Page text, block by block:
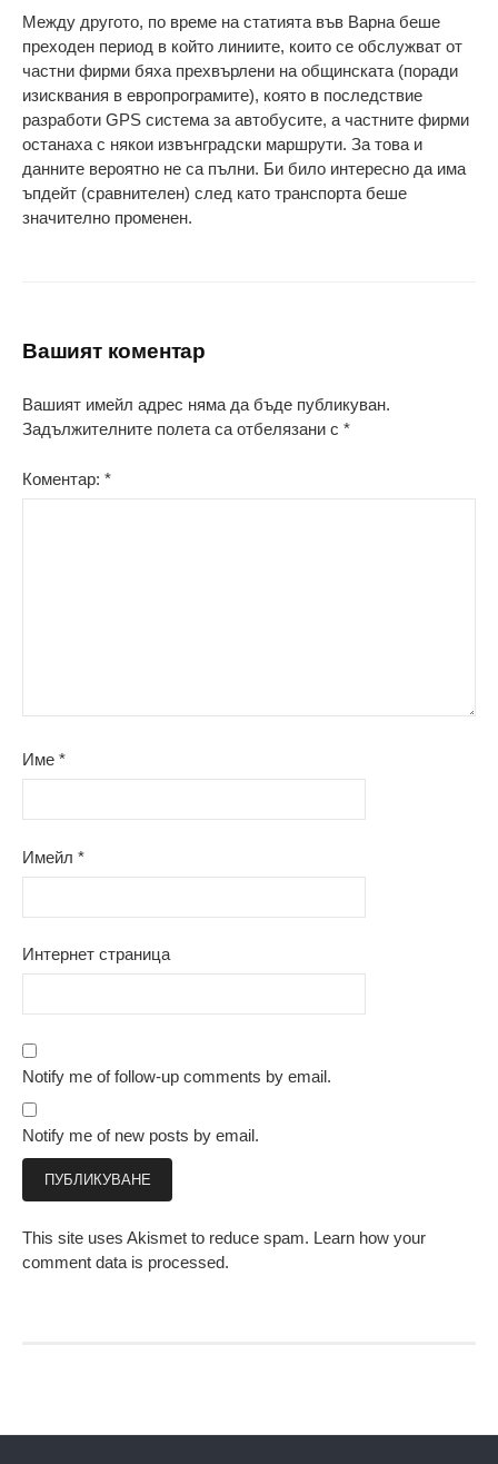
Между другото, по време на статията във Варна беше
преходен период в който линиите, които се обслужват от
частни фирми бяха прехвърлени на общинската (поради
изисквания в европрограмите), която в последствие
разработи GPS система за автобусите, а частните фирми
останаха с някои извънградски маршрути. За това и
данните вероятно не са пълни. Би било интересно да има
ъпдейт (сравнителен) след като транспорта беше
значително променен.
Вашият коментар
Вашият имейл адрес няма да бъде публикуван.
Задължителните полета са отбелязани с *
Коментар: *
Име *
Имейл *
Интернет страница
Notify me of follow-up comments by email.
Notify me of new posts by email.
This site uses Akismet to reduce spam. Learn how your
comment data is processed.